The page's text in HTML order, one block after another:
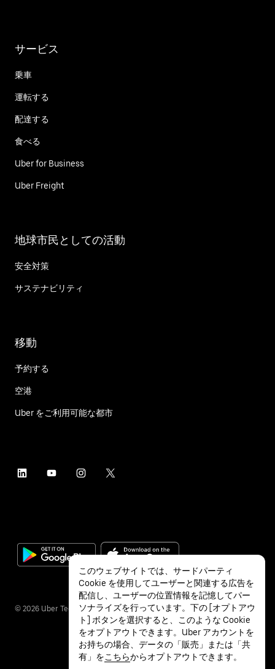
サービス
乗車
運転する
配達する
食べる
Uber for Business
Uber Freight
地球市民としての活動
安全対策
サステナビリティ
移動
予約する
空港
Uber をご利用可能な都市
© 2026 Uber Technologies Inc.
このウェブサイトでは、サードパーティ
Cookie を使用してユーザーと関連する広告を
配信し、ユーザーの位置情報を記憶してパー
ソナライズを行っています。下の [オプトアウ
ト] ボタンを選択すると、このような Cookie
をオプトアウトできます。Uber アカウントを
お持ちの場合、データの「販売」または「共
有」をこちらからオプトアウトできます。